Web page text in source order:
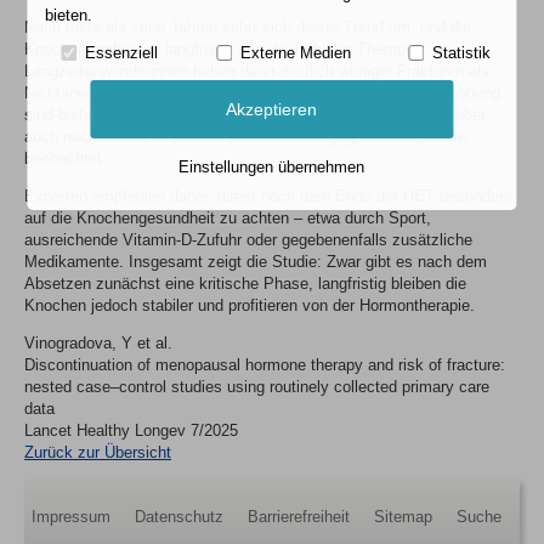
Nach mehr als zehn Jahren kehrt sich dieser Trend um, und die
Knochen profitieren langfristig von der früheren Therapie.
Langzeitanwenderinnen haben dann deutlich weniger Frakturen als
Nichtanwenderinnen. Die Gründe für die anfängliche Risikoerhöhung
sind bisher nicht vollständig geklärt, ähnliche Effekte wurden aber
auch nach Absetzen anderer Medikamente gegen Osteoporose
beobachtet.
Experten empfehlen daher, direkt nach dem Ende der HET besonders
auf die Knochengesundheit zu achten – etwa durch Sport,
ausreichende Vitamin-D-Zufuhr oder gegebenenfalls zusätzliche
Medikamente. Insgesamt zeigt die Studie: Zwar gibt es nach dem
Absetzen zunächst eine kritische Phase, langfristig bleiben die
Knochen jedoch stabiler und profitieren von der Hormontherapie.
Vinogradova, Y et al.
Discontinuation of menopausal hormone therapy and risk of fracture:
nested case–control studies using routinely collected primary care
data
Lancet Healthy Longev 7/2025
Zurück zur Übersicht
Impressum Datenschutz Barrierefreiheit Sitemap Suche
bieten.
Essenziell Externe Medien Statistik
Akzeptieren
Einstellungen übernehmen